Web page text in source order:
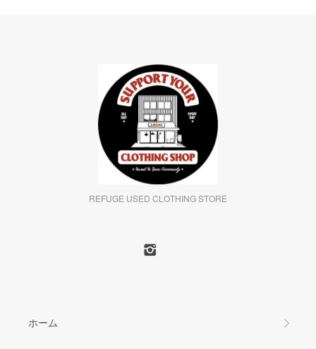
REFUGE USED CLOTHING STORE
ホーム